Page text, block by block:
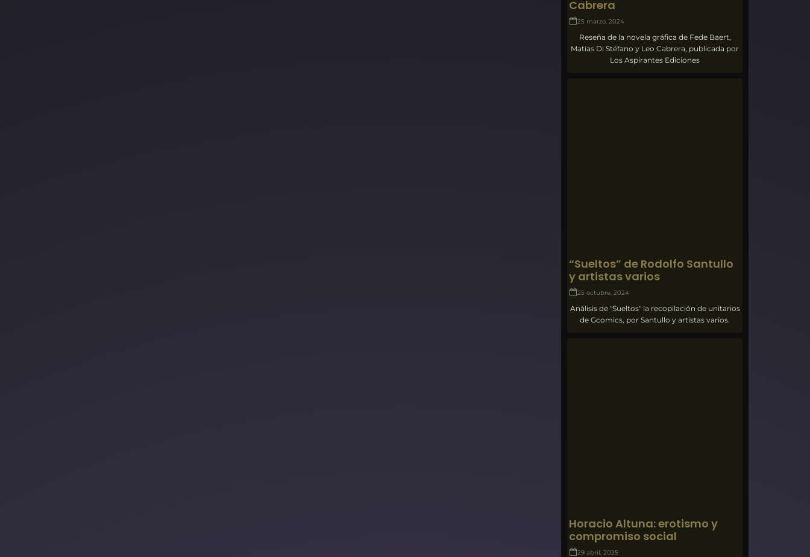
Cabrera
25 marzo, 2024
Reseña de la novela gráfica de Fede Baert,
Matías Di Stéfano y Leo Cabrera, publicada por
Los Aspirantes Ediciones
“Sueltos” de Rodolfo Santullo
y artistas varios
25 octubre, 2024
Análisis de "Sueltos" la recopilación de unitarios
de Gcomics, por Santullo y artistas varios.
Horacio Altuna: erotismo y
compromiso social
29 abril, 2025